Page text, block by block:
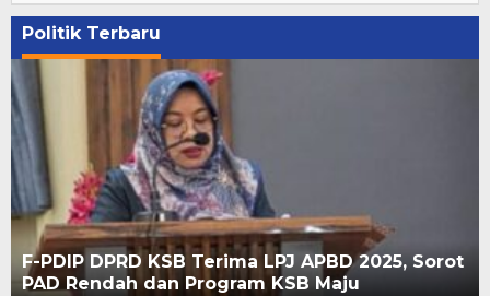
Politik Terbaru
F-PDIP DPRD KSB Terima LPJ APBD 2025, Sorot
PAD Rendah dan Program KSB Maju